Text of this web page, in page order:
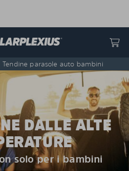
Tendine parasole auto bambini
DALLE ALTE
solo per i bambini